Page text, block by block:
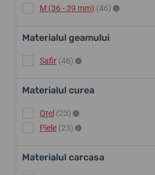
M (36 - 39 mm) (46)
Materialul geamului
Safir (46)
Materialul curea
Oțel (23)
Piele (23)
Materialul carcasa